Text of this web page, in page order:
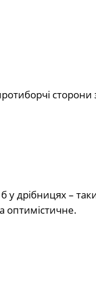
у дрібницях –
оптимістичне.